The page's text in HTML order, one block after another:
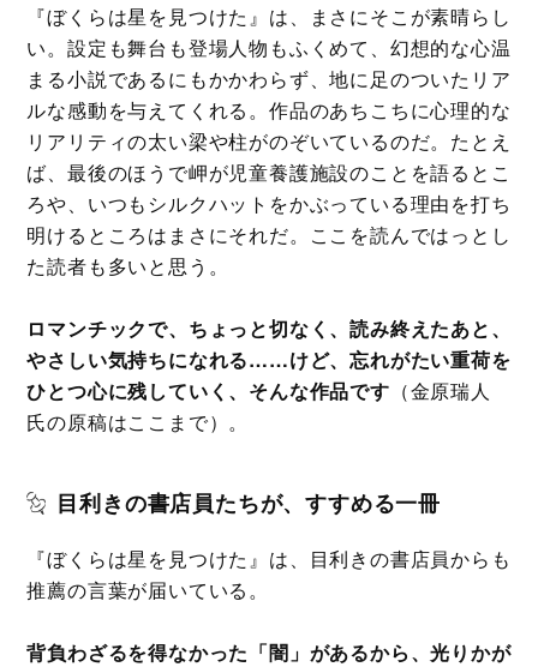
『ぼくらは星を見つけた』は、まさにそこが素晴らし
い。設定も舞台も登場人物もふくめて、幻想的な心温
まる小説であるにもかかわらず、地に足のついたリア
ルな感動を与えてくれる。作品のあちこちに心理的な
リアリティの太い梁や柱がのぞいているのだ。たとえ
ば、最後のほうで岬が児童養護施設のことを語るとこ
ろや、いつもシルクハットをかぶっている理由を打ち
明けるところはまさにそれだ。ここを読んではっとし
た読者も多いと思う。
ロマンチックで、ちょっと切なく、読み終えたあと、
やさしい気持ちになれる……けど、忘れがたい重荷を
ひとつ心に残していく、そんな作品です （金原瑞人
氏の原稿はここまで）。
目利きの書店員たちが、すすめる一冊
『ぼくらは星を見つけた』は、目利きの書店員からも
推薦の言葉が届いている。
背負わざるを得なかった「闇」があるから、光りかが